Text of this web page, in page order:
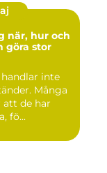
göra stor
inte
Många
att de har
fö...